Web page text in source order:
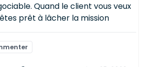
Quand le client vous veux
prêt à lâcher la mission